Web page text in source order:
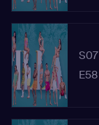
S07
E58